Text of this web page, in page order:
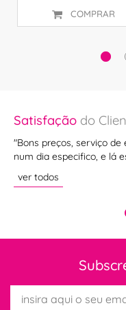
COMPRAR
Satisfação do
"Bons preços, serviço
num dia especifico, e lá
ver todos